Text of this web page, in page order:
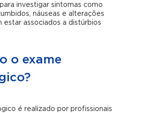
investigar sintomas como
náuseas e alterações
estar associados a distúrbios
o exame
é realizado por profissionais